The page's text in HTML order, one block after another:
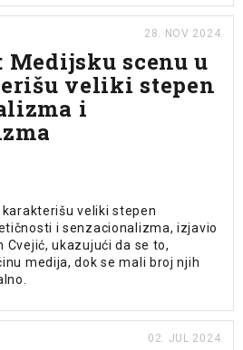
28. NOV 2024.
Medijsku scenu u
veliki stepen
i
veliki stepen
i senzacionalizma, izjavio
Cvejić, ukazujući da se to,
medija, dok se mali broj njih
02. JUL 2024.